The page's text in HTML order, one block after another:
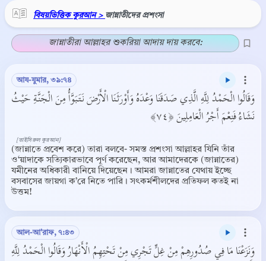
বিষয়ভিত্তিক কুরআন > জান্নাতীদের প্রশংসা
জান্নাতীরা আল্লাহর শুকরিয়া আদায় দায় করবে:
আয-যুমার, ৩৯:৭৪
وَقَالُوا الْحَمْدُ لِلَّهِ الَّذِي صَدَقَنَا وَعْدَهُ وَأَوْرَثَنَا الْأَرْضَ نَتَبَوَّأُ مِنَ الْجَنَّةِ حَيْثُ
نَشَاءُ فَنِعْمَ أَجْرُ الْعَامِلِينَ ﴿٧٤﴾
(জান্নাতে প্রবেশ করে) তারা বলবে- সমস্ত প্রশংসা আল্লাহর যিনি তাঁর
ও‘য়াদাকে সত্যিকারভাবে পূর্ণ করেছেন, আর আমাদেরকে (জান্নাতের)
যমীনের অধিকারী বানিয়ে দিয়েছেন। আমরা জান্নাতের যেথায় ইচ্ছে
বসবাসের জায়গা ক’রে নিতে পারি। সৎকর্মশীলদের প্রতিফল কতই না
উত্তম!
[তাইসিরুল কুরআন]
আল-আ'রাফ, ৭:৪৩
وَنَزَعْنَا مَا فِي صُدُورِهِمْ مِنْ غِلٍّ تَجْرِي مِنْ تَحْتِهِمُ الْأَنْهَارُ وَقَالُوا الْحَمْدُ لِلَّهِ